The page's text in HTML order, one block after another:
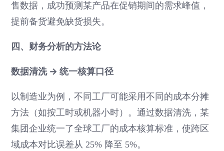
售数据，成功预测某产品在促销期间的需求峰值，
提前备货避免缺货损失。
四、财务分析的方法论
数据清洗 → 统一核算口径
以制造业为例，不同工厂可能采用不同的成本分摊
方法（如按工时或机器小时）。通过数据清洗，某
集团企业统一了全球工厂的成本核算标准，使跨区
域成本对比误差从 25% 降至 5%。